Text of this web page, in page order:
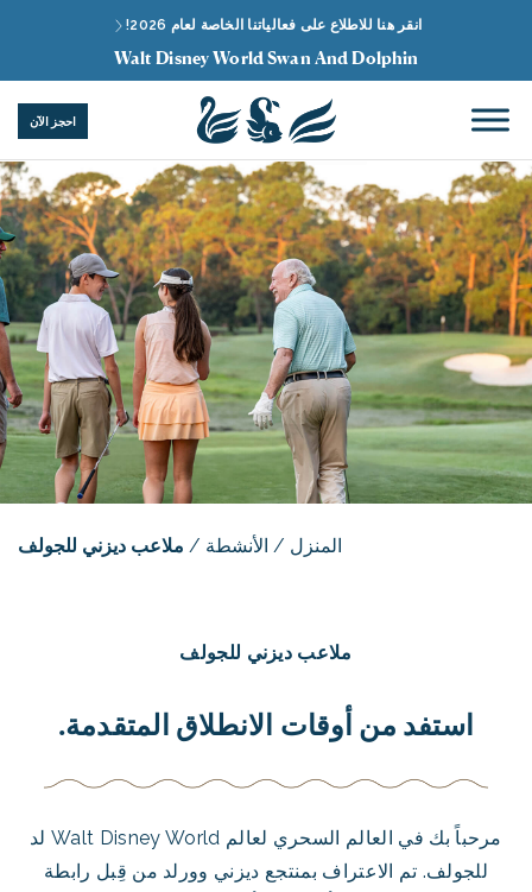
انقر هنا للاطلاع على فعالياتنا الخاصة لعام 2026!
Walt Disney World Swan And Dolphin
احجز الآن
المنزل / الأنشطة / ملاعب ديزني للجولف
ملاعب ديزني للجولف
استفد من أوقات الانطلاق المتقدمة.
مرحباً بك في العالم السحري لعالم Walt Disney World لد
للجولف. تم الاعتراف بمنتجع ديزني وورلد من قِبل رابطة